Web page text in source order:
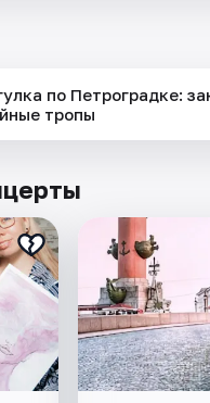
по Петроградке:
тропы